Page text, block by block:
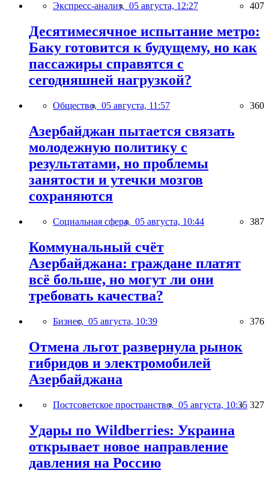
Экспресс-анализ, 05 августа, 12:27 407
Десятимесячное испытание метро:
Баку готовится к будущему, но как
пассажиры справятся с
сегодняшней нагрузкой?
Общество, 05 августа, 11:57 360
Азербайджан пытается связать
молодежную политику с
результатами, но проблемы
занятости и утечки мозгов
сохраняются
Социальная сфера, 05 августа, 10:44 387
Коммунальный счёт
Азербайджана: граждане платят
всё больше, но могут ли они
требовать качества?
Бизнес, 05 августа, 10:39 376
Отмена льгот развернула рынок
гибридов и электромобилей
Азербайджана
Постсоветское пространство, 05 августа, 10:35 327
Удары по Wildberries: Украина
открывает новое направление
давления на Россию